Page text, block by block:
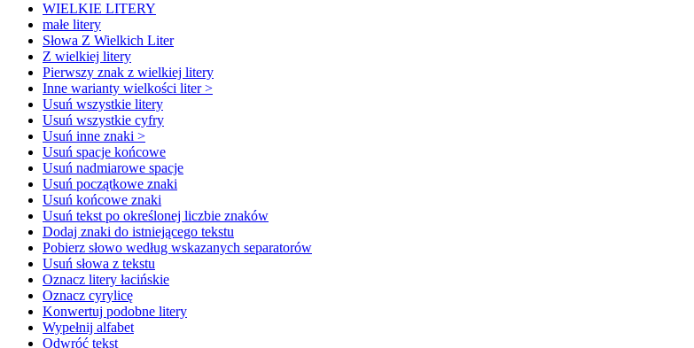
WIELKIE LITERY
małe litery
Słowa Z Wielkich Liter
Z wielkiej litery
Pierwszy znak z wielkiej litery
Inne warianty wielkości liter >
Usuń wszystkie litery
Usuń wszystkie cyfry
Usuń inne znaki >
Usuń spacje końcowe
Usuń nadmiarowe spacje
Usuń początkowe znaki
Usuń końcowe znaki
Usuń tekst po określonej liczbie znaków
Dodaj znaki do istniejącego tekstu
Pobierz słowo według wskazanych separatorów
Usuń słowa z tekstu
Oznacz litery łacińskie
Oznacz cyrylicę
Konwertuj podobne litery
Wypełnij alfabet
Odwróć tekst